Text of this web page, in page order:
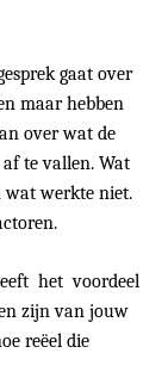
gaat over
maar hebben
over wat de
te vallen. Wat
wat werkte niet.
het voordeel
zijn van jouw
reëel die